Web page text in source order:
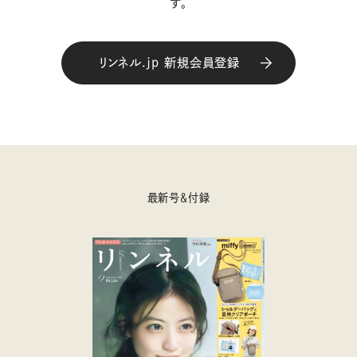
す。
リンネル.jp 新規会員登録
最新号＆付録